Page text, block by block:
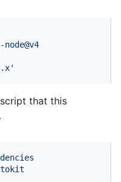
that this